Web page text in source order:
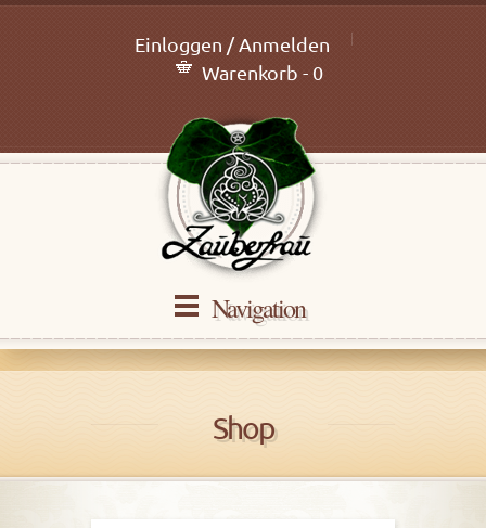
Einloggen / Anmelden
Warenkorb - 0
Navigation
Shop